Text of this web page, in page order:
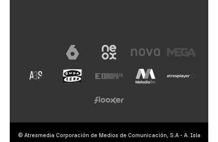
© Atresmedia Corporación de Medios de Comunicación, S.A - A. Isla